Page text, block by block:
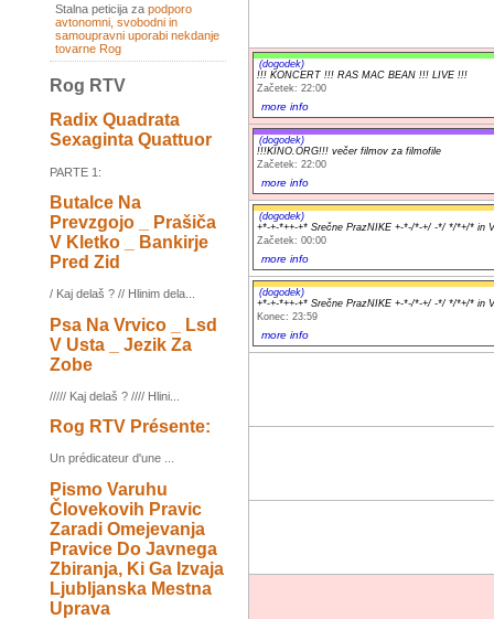
Stalna peticija za podporo
avtonomni, svobodni in
samoupravni uporabi nekdanje
tovarne Rog
Rog RTV
Radix Quadrata
Sexaginta Quattuor
PARTE 1:
Butalce Na
Prevzgojo _ Prašiča
V Kletko _ Bankirje
Pred Zid
/ Kaj delaš ? // Hlinim dela...
Psa Na Vrvico _ Lsd
V Usta _ Jezik Za
Zobe
///// Kaj delaš ? //// Hlini...
Rog RTV Présente:
Un prédicateur d'une ...
Pismo Varuhu
Človekovih Pravic
Zaradi Omejevanja
Pravice Do Javnega
Zbiranja, Ki Ga Izvaja
Ljubljanska Mestna
Uprava
(dogodek)
!!! KONCERT !!! RAS MAC BEAN !!! LIVE !!!
Začetek: 22:00
more info
(dogodek)
!!!KINO.ORG!!! večer filmov za filmofile
Začetek: 22:00
more info
(dogodek)
+*-+-*++-+* Srečne PrazNIKE +-*-/*-+/ -*/ */*+/* in
Začetek: 00:00
more info
(dogodek)
+*-+-*++-+* Srečne PrazNIKE +-*-/*-+/ -*/ */*+/* in
Konec: 23:59
more info